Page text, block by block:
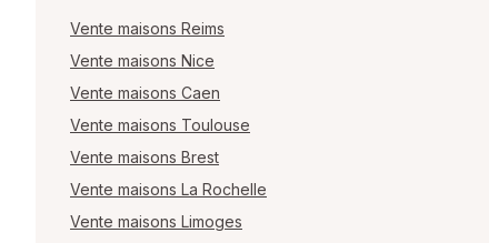
Vente maisons Reims
Vente maisons Nice
Vente maisons Caen
Vente maisons Toulouse
Vente maisons Brest
Vente maisons La Rochelle
Vente maisons Limoges